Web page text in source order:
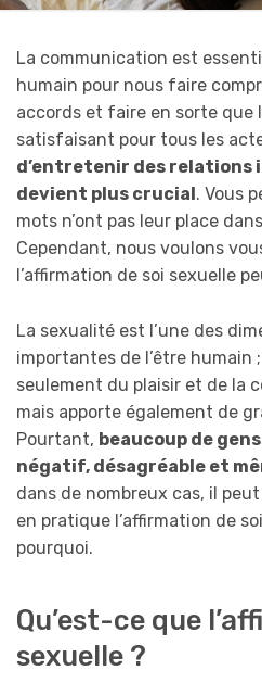
La communication est
humain pour nous faire
accords et faire en sorte que
satisfaisant pour tous les
d’entretenir des relations
devient plus crucial . Vous
mots n’ont pas leur place
Cependant, nous voulons
l’affirmation de soi sexuelle
La sexualité est l’une des
importantes de l’être humain
seulement du plaisir et de la
mais apporte également de
Pourtant, beaucoup de
négatif, désagréable et
dans de nombreux cas, il
en pratique l’affirmation de
pourquoi.
Qu’est-ce que
sexuelle ?